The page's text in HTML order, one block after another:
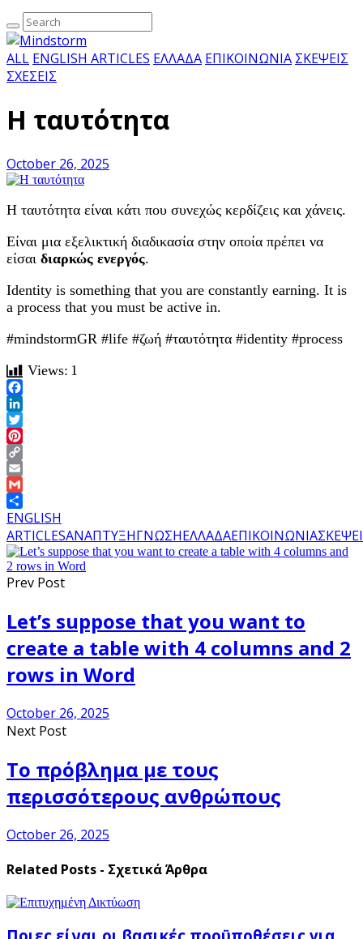
ALL ENGLISH ARTICLES ΕΛΛΑΔΑ ΕΠΙΚΟΙΝΩΝΙΑ ΣΚΕΨΕΙΣ
ΣΧΕΣΕΙΣ
Η ταυτότητα
October 26, 2025
Η ταυτότητα είναι κάτι που συνεχώς κερδίζεις και χάνεις.
Είναι μια εξελικτική διαδικασία στην οποία πρέπει να
είσαι διαρκώς ενεργός.
Identity is something that you are constantly earning. It is
a process that you must be active in.
#mindstormGR #life #ζωή #ταυτότητα #identity #process
Views: 1
Facebook
LinkedIn
Twitter
Pinterest
Copy
Link
Email
Gmail
Share
ENGLISH
ARTICLESΑΝΑΠΤΥΞΗΓΝΩΣΗΕΛΛΑΔΑΕΠΙΚΟΙΝΩΝΙΑ
Prev Post
Let’s suppose that you want to
create a table with 4 columns and 2
rows in Word
October 26, 2025
Next Post
Το πρόβλημα με τους
περισσότερους ανθρώπους
October 26, 2025
Related Posts - Σχετικά Άρθρα